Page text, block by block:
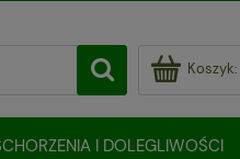
Koszyk:
I DOLEGLIWOŚCI